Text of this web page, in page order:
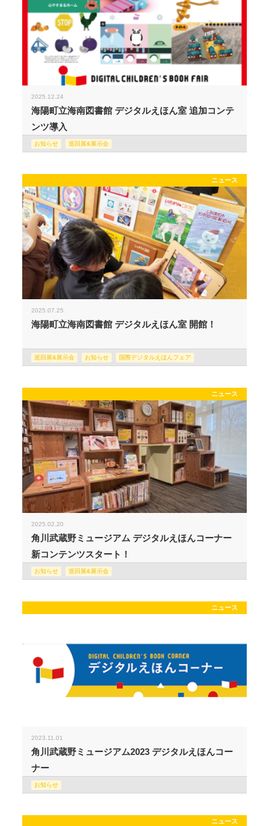
2025.12.24
海陽町立海南図書館 デジタルえほん室 追加コンテ
ンツ導入
お知らせ 巡回展&展示会
ニュース
2025.07.25
海陽町立海南図書館 デジタルえほん室 開館！
巡回展&展示会 お知らせ 国際デジタルえほんフェア
ニュース
2025.02.20
角川武蔵野ミュージアム デジタルえほんコーナー
新コンテンツスタート！
お知らせ 巡回展&展示会
ニュース
2023.11.01
角川武蔵野ミュージアム2023 デジタルえほんコー
ナー
お知らせ
ニュース